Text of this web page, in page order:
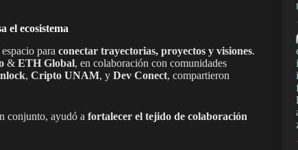
el ecosistema
para conectar trayectorias, proyectos y visiones.
& ETH Global, en colaboración con comunidades
, Cripto UNAM, y Dev Conect, compartieron
conjunto, ayudó a fortalecer el tejido de colaboración